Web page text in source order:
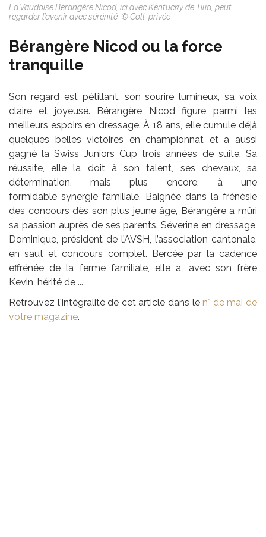
La Vaudoise Bérangère Nicod, ici avec Kentucky de Tilia, peut
regarder l’avenir avec sérénité. © Coll. privée
Bérangère Nicod ou la force
tranquille
Son regard est pétillant, son sourire lumineux, sa voix
claire et joyeuse. Bérangère Nicod figure parmi les
meilleurs espoirs en dressage. À 18 ans, elle cumule déjà
quelques belles victoires en championnat et a aussi
gagné la Swiss Juniors Cup trois années de suite. Sa
réussite, elle la doit à son talent, ses chevaux, sa
détermination, mais plus encore, à une
formidable synergie familiale. Baignée dans la frénésie
des concours dès son plus jeune âge, Bérangère a mûri
sa passion auprès de ses parents. Séverine en dressage,
Dominique, président de l’AVSH, l’association cantonale,
en saut et concours complet. Bercée par la cadence
effrénée de la ferme familiale, elle a, avec son frère
Kevin, hérité de ...
Retrouvez l'intégralité de cet article dans le n° de mai de
votre magazine.